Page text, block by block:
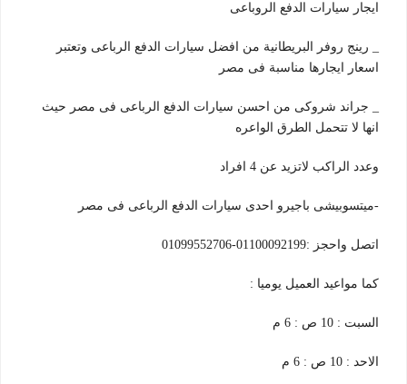
ايجار سيارات الدفع الروباعى
_ رينج روفر البريطانية من افضل سيارات الدفع الرباعى وتعتبر
اسعار ايجارها مناسبة فى مصر
_ جراند شروكى من احسن سيارات الدفع الرباعى فى مصر حيث
انها لا تتحمل الطرق الواعره
وعدد الراكب لاتزيد عن 4 افراد
-ميتسوبيشى باجيرو احدى سيارات الدفع الرباعى فى مصر
اتصل واحجز :01100092199-01099552706
كما مواعيد العميل يوميا :
السبت : 10 ص : 6 م
الاحد : 10 ص : 6 م